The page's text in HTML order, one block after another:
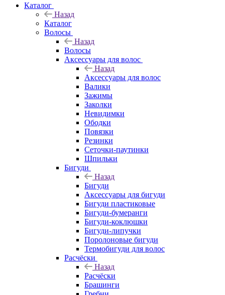
Каталог
Назад
Каталог
Волосы
Назад
Волосы
Аксессуары для волос
Назад
Аксессуары для волос
Валики
Зажимы
Заколки
Невидимки
Ободки
Повязки
Резинки
Сеточки-паутинки
Шпильки
Бигуди
Назад
Бигуди
Аксессуары для бигуди
Бигуди пластиковые
Бигуди-бумеранги
Бигуди-коклюшки
Бигуди-липучки
Поролоновые бигуди
Термобигуди для волос
Расчёски
Назад
Расчёски
Брашинги